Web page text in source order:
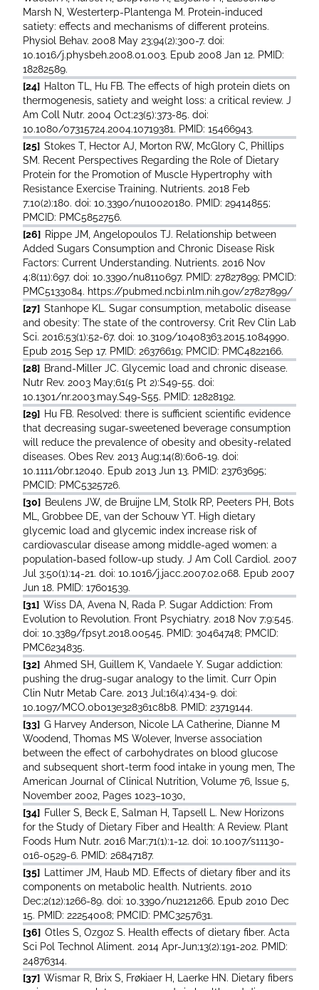
Marsh N, Westerterp-Plantenga M. Protein-induced
satiety: effects and mechanisms of different proteins.
Physiol Behav. 2008 May 23;94(2):300-7. doi:
10.1016/j.physbeh.2008.01.003. Epub 2008 Jan 12. PMID:
18282589.
[24] Halton TL, Hu FB. The effects of high protein diets on
thermogenesis, satiety and weight loss: a critical review. J
Am Coll Nutr. 2004 Oct;23(5):373-85. doi:
10.1080/07315724.2004.10719381. PMID: 15466943.
[25] Stokes T, Hector AJ, Morton RW, McGlory C, Phillips
SM. Recent Perspectives Regarding the Role of Dietary
Protein for the Promotion of Muscle Hypertrophy with
Resistance Exercise Training. Nutrients. 2018 Feb
7;10(2):180. doi: 10.3390/nu10020180. PMID: 29414855;
PMCID: PMC5852756.
[26] Rippe JM, Angelopoulos TJ. Relationship between
Added Sugars Consumption and Chronic Disease Risk
Factors: Current Understanding. Nutrients. 2016 Nov
4;8(11):697. doi: 10.3390/nu8110697. PMID: 27827899; PMCID:
PMC5133084. https://pubmed.ncbi.nlm.nih.gov/27827899/
[27] Stanhope KL. Sugar consumption, metabolic disease
and obesity: The state of the controversy. Crit Rev Clin Lab
Sci. 2016;53(1):52-67. doi: 10.3109/10408363.2015.1084990.
Epub 2015 Sep 17. PMID: 26376619; PMCID: PMC4822166.
[28] Brand-Miller JC. Glycemic load and chronic disease.
Nutr Rev. 2003 May;61(5 Pt 2):S49-55. doi:
10.1301/nr.2003.may.S49-S55. PMID: 12828192.
[29] Hu FB. Resolved: there is sufficient scientific evidence
that decreasing sugar-sweetened beverage consumption
will reduce the prevalence of obesity and obesity-related
diseases. Obes Rev. 2013 Aug;14(8):606-19. doi:
10.1111/obr.12040. Epub 2013 Jun 13. PMID: 23763695;
PMCID: PMC5325726.
[30] Beulens JW, de Bruijne LM, Stolk RP, Peeters PH, Bots
ML, Grobbee DE, van der Schouw YT. High dietary
glycemic load and glycemic index increase risk of
cardiovascular disease among middle-aged women: a
population-based follow-up study. J Am Coll Cardiol. 2007
Jul 3;50(1):14-21. doi: 10.1016/j.jacc.2007.02.068. Epub 2007
Jun 18. PMID: 17601539.
[31] Wiss DA, Avena N, Rada P. Sugar Addiction: From
Evolution to Revolution. Front Psychiatry. 2018 Nov 7;9:545.
doi: 10.3389/fpsyt.2018.00545. PMID: 30464748; PMCID:
PMC6234835.
[32] Ahmed SH, Guillem K, Vandaele Y. Sugar addiction:
pushing the drug-sugar analogy to the limit. Curr Opin
Clin Nutr Metab Care. 2013 Jul;16(4):434-9. doi:
10.1097/MCO.0b013e328361c8b8. PMID: 23719144.
[33] G Harvey Anderson, Nicole LA Catherine, Dianne M
Woodend, Thomas MS Wolever, Inverse association
between the effect of carbohydrates on blood glucose
and subsequent short-term food intake in young men, The
American Journal of Clinical Nutrition, Volume 76, Issue 5,
November 2002, Pages 1023–1030,
[34] Fuller S, Beck E, Salman H, Tapsell L. New Horizons
for the Study of Dietary Fiber and Health: A Review. Plant
Foods Hum Nutr. 2016 Mar;71(1):1-12. doi: 10.1007/s11130-
016-0529-6. PMID: 26847187.
[35]
Lattimer JM, Haub MD. Effects of dietary fiber and its
components on metabolic health. Nutrients. 2010
Dec;2(12):1266-89. doi: 10.3390/nu2121266. Epub 2010 Dec
15. PMID: 22254008; PMCID: PMC3257631.
[36] Otles S, Ozgoz S. Health effects of dietary fiber. Acta
Sci Pol Technol Aliment. 2014 Apr-Jun;13(2):191-202. PMID:
24876314.
[37] Wismar R, Brix S, Frøkiaer H, Laerke HN. Dietary fibers